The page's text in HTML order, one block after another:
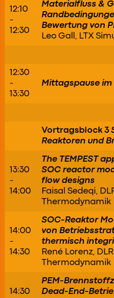
12:10
-
12:30
Materialfluss &
Bewertung von
Leo Gall, LTX
12:30
-
13:30
Mittagspause im
Vortragsblock 3
Reaktoren und
13:30
-
14:00
The TEMPEST
SOC reactor
flow designs
Faisal Sedeqi,
Thermodynamik
14:00
-
14:30
SOC-Reaktor
von
thermisch
René Lorenz,
Thermodynamik
14:30
PEM-
Dead-End-